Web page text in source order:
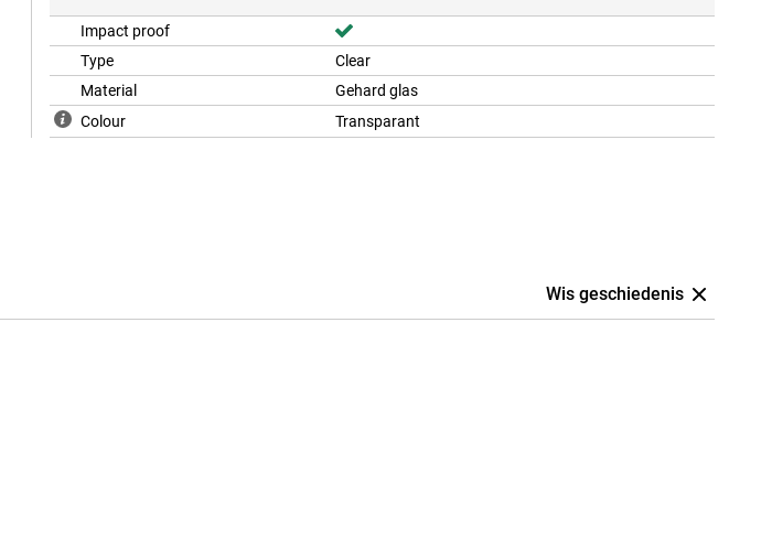
Impact proof
Type
Clear
Material
Gehard glas
Colour
Transparant
Wis geschiedenis